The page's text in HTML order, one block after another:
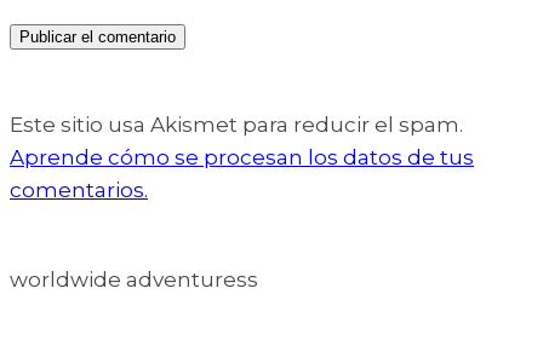
Este sitio usa Akismet para reducir el spam.
Aprende cómo se procesan los datos de tus
comentarios.
worldwide adventuress